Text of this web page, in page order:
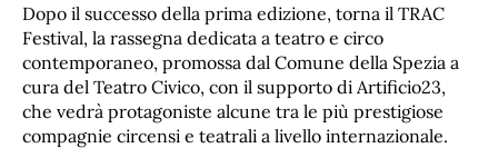
Dopo il successo della prima edizione, torna il TRAC
Festival, la rassegna dedicata a teatro e circo
contemporaneo, promossa dal Comune della Spezia a
cura del Teatro Civico, con il supporto di Artificio23,
che vedrà protagoniste alcune tra le più prestigiose
compagnie circensi e teatrali a livello internazionale.